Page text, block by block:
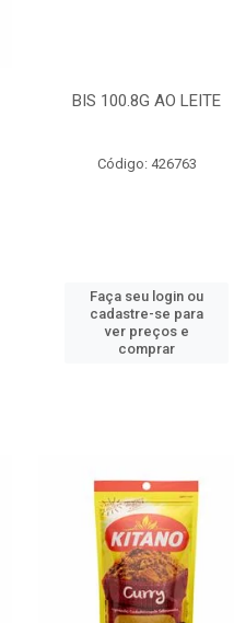
BIS 100.8G AO LEITE
Código: 426763
Faça seu login ou
cadastre-se para
ver preços e
comprar